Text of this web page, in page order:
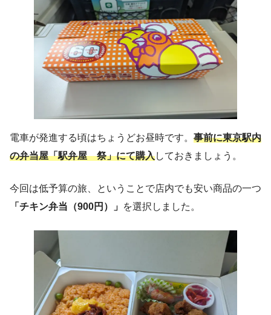
電車が発進する頃はちょうどお昼時です。 事前に東京駅内
の弁当屋「駅弁屋 祭」にて購入しておきましょう。
今回は低予算の旅、ということで店内でも安い商品の一つ
「チキン弁当（900円）」 を選択しました。